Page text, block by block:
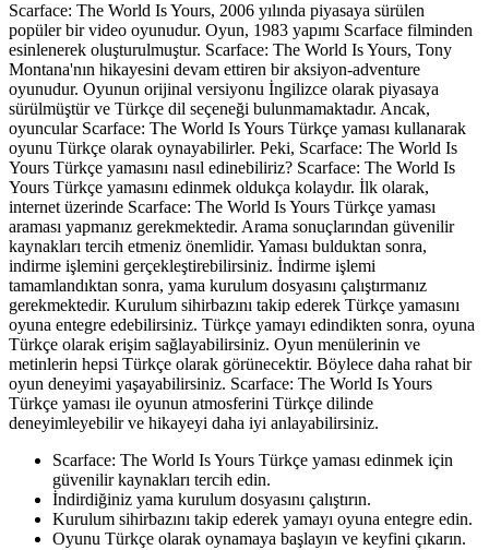
Scarface: The World Is Yours, 2006 yılında piyasaya sürülen
popüler bir video oyunudur. Oyun, 1983 yapımı Scarface filminden
esinlenerek oluşturulmuştur. Scarface: The World Is Yours, Tony
Montana'nın hikayesini devam ettiren bir aksiyon-adventure
oyunudur. Oyunun orijinal versiyonu İngilizce olarak piyasaya
sürülmüştür ve Türkçe dil seçeneği bulunmamaktadır. Ancak,
oyuncular Scarface: The World Is Yours Türkçe yaması kullanarak
oyunu Türkçe olarak oynayabilirler. Peki, Scarface: The World Is
Yours Türkçe yamasını nasıl edinebiliriz? Scarface: The World Is
Yours Türkçe yamasını edinmek oldukça kolaydır. İlk olarak,
internet üzerinde Scarface: The World Is Yours Türkçe yaması
araması yapmanız gerekmektedir. Arama sonuçlarından güvenilir
kaynakları tercih etmeniz önemlidir. Yaması bulduktan sonra,
indirme işlemini gerçekleştirebilirsiniz. İndirme işlemi
tamamlandıktan sonra, yama kurulum dosyasını çalıştırmanız
gerekmektedir. Kurulum sihirbazını takip ederek Türkçe yamasını
oyuna entegre edebilirsiniz. Türkçe yamayı edindikten sonra, oyuna
Türkçe olarak erişim sağlayabilirsiniz. Oyun menülerinin ve
metinlerin hepsi Türkçe olarak görünecektir. Böylece daha rahat bir
oyun deneyimi yaşayabilirsiniz. Scarface: The World Is Yours
Türkçe yaması ile oyunun atmosferini Türkçe dilinde
deneyimleyebilir ve hikayeyi daha iyi anlayabilirsiniz.
Scarface: The World Is Yours Türkçe yaması edinmek için
güvenilir kaynakları tercih edin.
İndirdiğiniz yama kurulum dosyasını çalıştırın.
Kurulum sihirbazını takip ederek yamayı oyuna entegre edin.
Oyunu Türkçe olarak oynamaya başlayın ve keyfini çıkarın.